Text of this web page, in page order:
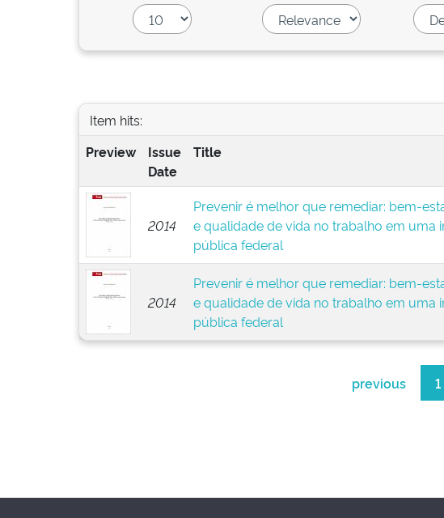
Item hits:
Preview
Issue
Date
Title
2014
Prevenir é melhor que remediar: bem-
e qualidade de vida no trabalho em uma
pública federal
2014
Prevenir é melhor que remediar: bem-
e qualidade de vida no trabalho em uma
pública federal
previous 1